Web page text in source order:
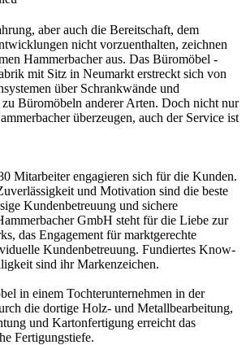
aber auch die Bereitschaft, dem
nicht vorzuenthalten, zeichnen
Hammerbacher aus. Das Büromöbel -
mit Sitz in Neumarkt erstreckt sich von
über Schrankwände und
Büromöbeln anderer Arten. Doch nicht nur
überzeugen, auch der Service ist
Mitarbeiter engagieren sich für die Kunden.
und Motivation sind die beste
Kundenbetreuung und sichere
GmbH steht für die Liebe zur
das Engagement für marktgerechte
Kundenbetreuung. Fundiertes Know-
sind ihr Markenzeichen.
in einem Tochterunternehmen in der
die dortige Holz- und Metallbearbeitung,
und Kartonfertigung erreicht das
Fertigungstiefe.